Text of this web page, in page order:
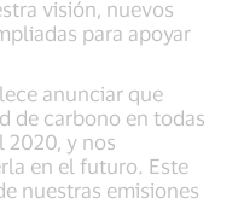
visión, nuevos
para apoyar
anunciar que
de carbono en todas
2020, y nos
en el futuro. Este
nuestras emisiones